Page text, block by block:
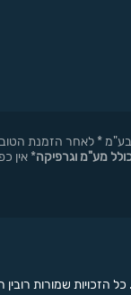
ר.י.ד בע"מ * לאחר הזמנת
מע"מ וגרפיקה* אין
כל הזכויות שמורות רובין ריד